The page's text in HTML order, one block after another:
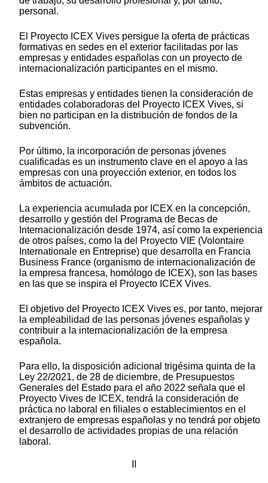
personal.
El Proyecto ICEX Vives persigue la oferta de prácticas
formativas en sedes en el exterior facilitadas por las
empresas y entidades españolas con un proyecto de
internacionalización participantes en el mismo.
Estas empresas y entidades tienen la consideración de
entidades colaboradoras del Proyecto ICEX Vives, si
bien no participan en la distribución de fondos de la
subvención.
Por último, la incorporación de personas jóvenes
cualificadas es un instrumento clave en el apoyo a las
empresas con una proyección exterior, en todos los
ámbitos de actuación.
La experiencia acumulada por ICEX en la concepción,
desarrollo y gestión del Programa de Becas de
Internacionalización desde 1974, así como la experiencia
de otros países, como la del Proyecto VIE (Volontaire
Internationale en Entreprise) que desarrolla en Francia
Business France (organismo de internacionalización de
la empresa francesa, homólogo de ICEX), son las bases
en las que se inspira el Proyecto ICEX Vives.
El objetivo del Proyecto ICEX Vives es, por tanto, mejorar
la empleabilidad de las personas jóvenes españolas y
contribuir a la internacionalización de la empresa
española.
Para ello, la disposición adicional trigésima quinta de la
Ley 22/2021, de 28 de diciembre, de Presupuestos
Generales del Estado para el año 2022 señala que el
Proyecto Vives de ICEX, tendrá la consideración de
práctica no laboral en filiales o establecimientos en el
extranjero de empresas españolas y no tendrá por objeto
el desarrollo de actividades propias de una relación
laboral.